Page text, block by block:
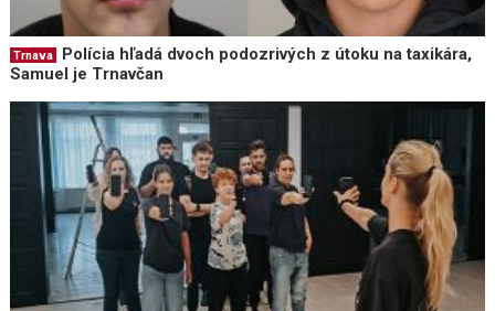
Trnava
Polícia hľadá dvoch podozrivých z útoku na taxikára,
Samuel je Trnavčan